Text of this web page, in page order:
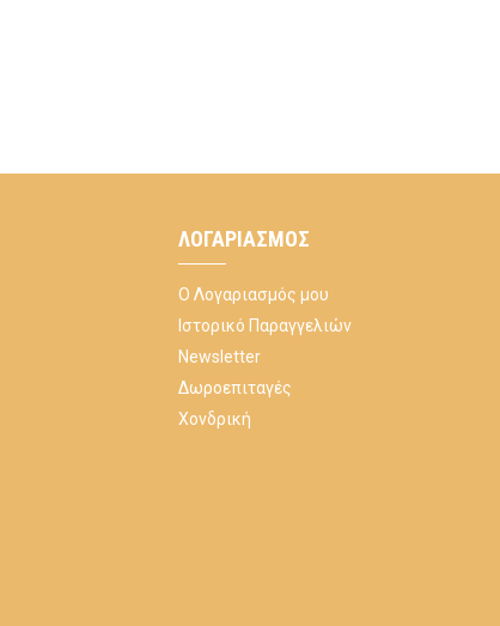
ΛΟΓΑΡΙΑΣΜΌΣ
Ο Λογαριασμός μου
Ιστορικό Παραγγελιών
Newsletter
Δωροεπιταγές
Χονδρική